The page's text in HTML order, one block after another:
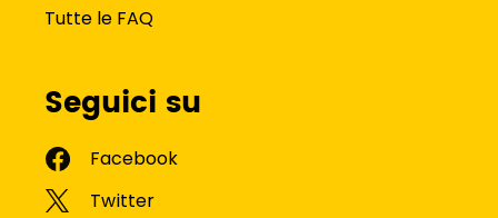
Tutte le FAQ
Seguici su